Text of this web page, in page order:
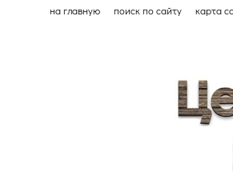
на главную поиск по сайту карта